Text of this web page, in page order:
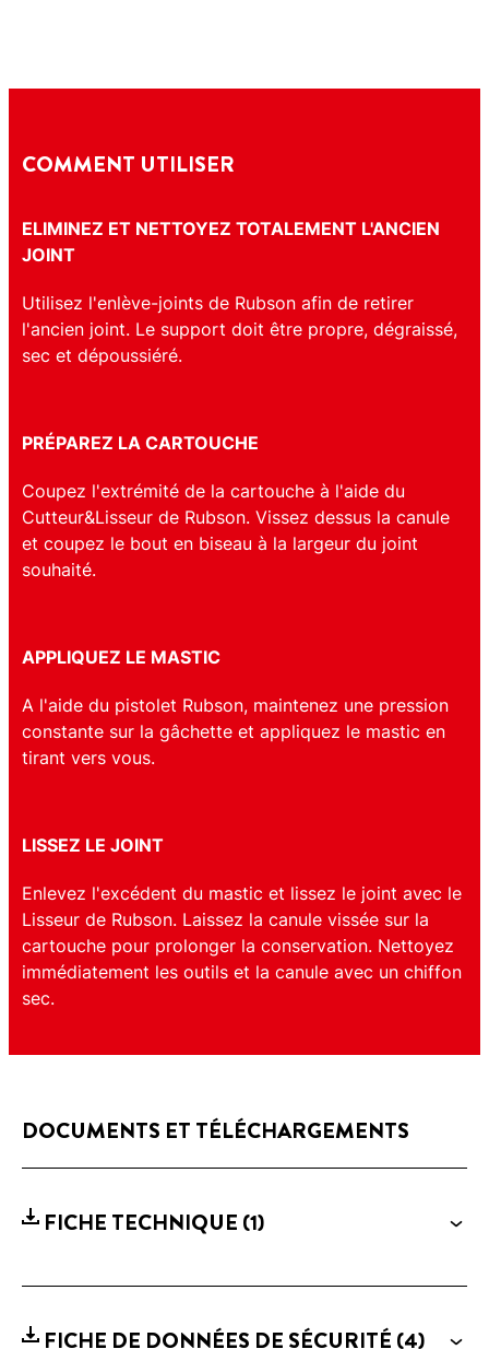
COMMENT UTILISER
ELIMINEZ ET NETTOYEZ TOTALEMENT L'ANCIEN
JOINT
Utilisez l'enlève-joints de Rubson afin de retirer
l'ancien joint. Le support doit être propre, dégraissé,
sec et dépoussiéré.
PRÉPAREZ LA CARTOUCHE
Coupez l'extrémité de la cartouche à l'aide du
Cutteur&Lisseur de Rubson. Vissez dessus la canule
et coupez le bout en biseau à la largeur du joint
souhaité.
APPLIQUEZ LE MASTIC
A l'aide du pistolet Rubson, maintenez une pression
constante sur la gâchette et appliquez le mastic en
tirant vers vous.
LISSEZ LE JOINT
Enlevez l'excédent du mastic et lissez le joint avec le
Lisseur de Rubson. Laissez la canule vissée sur la
cartouche pour prolonger la conservation. Nettoyez
immédiatement les outils et la canule avec un chiffon
sec.
DOCUMENTS ET TÉLÉCHARGEMENTS
FICHE TECHNIQUE (1)
FICHE DE DONNÉES DE SÉCURITÉ (4)